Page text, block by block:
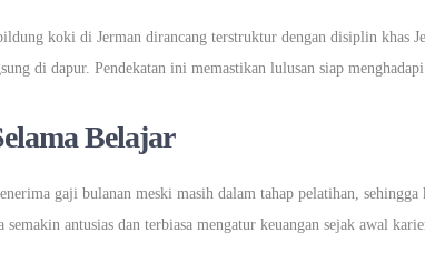
koki di Jerman dirancang terstruktur dengan disiplin khas
di dapur. Pendekatan ini memastikan lulusan siap
Belajar
gaji bulanan meski masih dalam tahap pelatihan,
semakin antusias dan terbiasa mengatur keuangan sejak awal